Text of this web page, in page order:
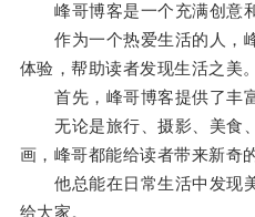
峰哥博客是一个充满创意和
作为一个热爱生活的人，
体验，帮助读者发现生活之美。
首先，峰哥博客提供了丰富
无论是旅行、摄影、美食
画，峰哥都能给读者带来新奇
他总能在日常生活中发现
给大家。